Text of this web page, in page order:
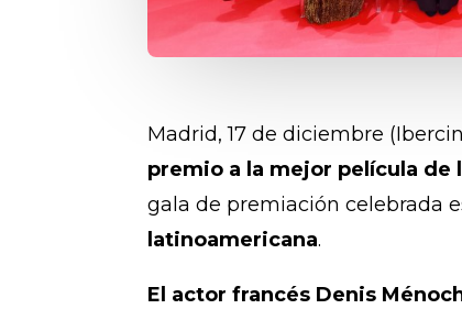
Madrid, 17 de diciembre
premio a la mejor película de
gala de premiación celebrada
latinoamericana.
El actor francés Denis